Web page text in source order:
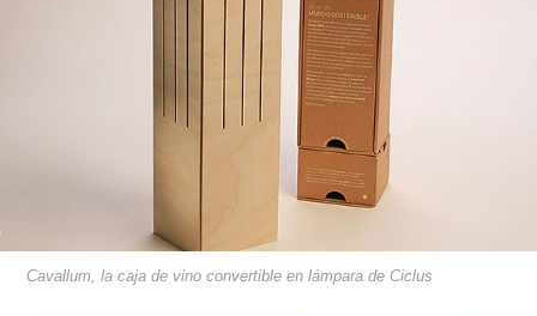
Cavallum, la caja de vino convertible en lámpara de Ciclus